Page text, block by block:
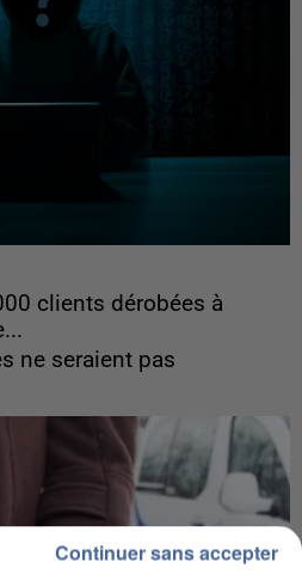
clients dérobées à
ne seraient pas
Continuer sans accepter